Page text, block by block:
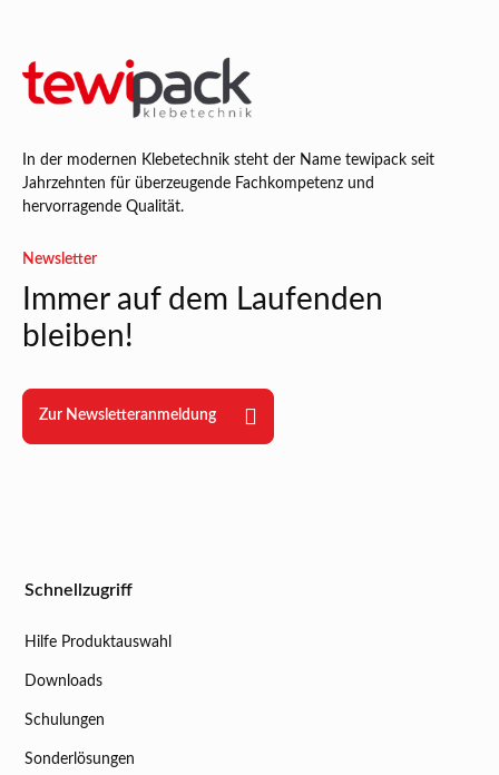
In der modernen Klebetechnik steht der Name tewipack seit
Jahrzehnten für überzeugende Fachkompetenz und
hervorragende Qualität.
Newsletter
Immer auf dem Laufenden
bleiben!
Zur Newsletteranmeldung
Schnellzugriff
Hilfe Produktauswahl
Downloads
Schulungen
Sonderlösungen